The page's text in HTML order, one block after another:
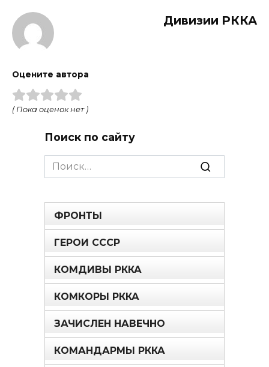
Дивизии РККА
Оцените автора
( Пока оценок нет )
Поиск по сайту
Search
for:
ФРОНТЫ
ГЕРОИ СССР
КОМДИВЫ РККА
КОМКОРЫ РККА
ЗАЧИСЛЕН НАВЕЧНО
КОМАНДАРМЫ РККА